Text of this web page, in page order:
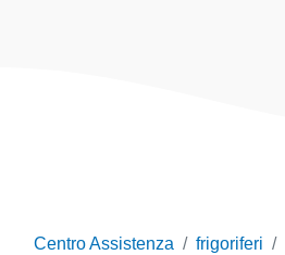
Centro Assistenza frigoriferi